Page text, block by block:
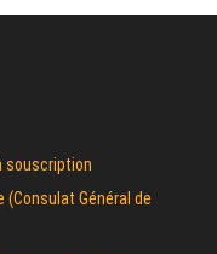
souscription
Général de